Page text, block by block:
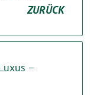
ZURÜCK
–